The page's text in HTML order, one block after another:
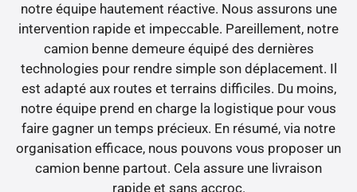
notre équipe hautement réactive. Nous assurons une
intervention rapide et impeccable. Pareillement, notre
camion benne demeure équipé des dernières
technologies pour rendre simple son déplacement. Il
est adapté aux routes et terrains difficiles. Du moins,
notre équipe prend en charge la logistique pour vous
faire gagner un temps précieux. En résumé, via notre
organisation efficace, nous pouvons vous proposer un
camion benne partout. Cela assure une livraison
rapide et sans accroc.